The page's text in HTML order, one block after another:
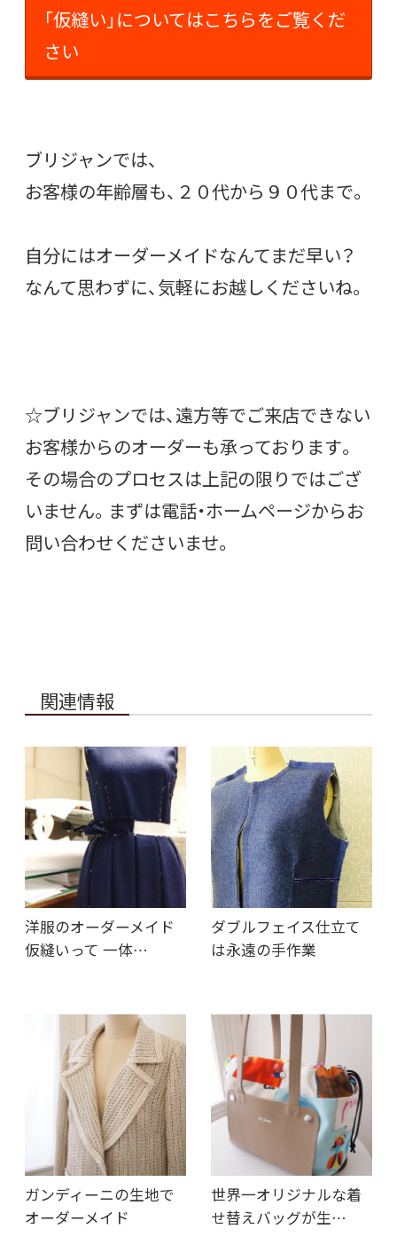
「仮縫い」についてはこちらをご覧くだ
さい
ブリジャンでは、
お客様の年齢層も、２０代から９０代まで。
自分にはオーダーメイドなんてまだ早い？
なんて思わずに、気軽にお越しくださいね。
☆ブリジャンでは、遠方等でご来店できない
お客様からのオーダーも承っております。
その場合のプロセスは上記の限りではござ
いません。まずは電話・ホームページからお
問い合わせくださいませ。
関連情報
洋服のオーダーメイド
仮縫いって 一体…
ダブルフェイス仕立て
は永遠の手作業
ガンディーニの生地で
オーダーメイド
世界一オリジナルな着
せ替えバッグが生…